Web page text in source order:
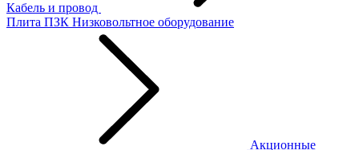
Кабель и провод
Плита ПЗК Низковольтное оборудование
Акционные